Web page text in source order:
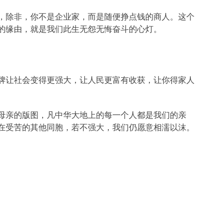
非，你不是企业家，而是随便挣点钱的商人。这个
由，就是我们此生无怨无悔奋斗的心灯。
社会变得更强大，让人民更富有收获，让你得家人
的版图，凡中华大地上的每一个人都是我们的亲
苦的其他同胞，若不强大，我们仍愿意相濡以沫。